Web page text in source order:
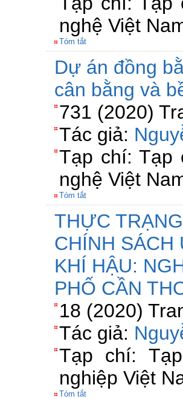
nghệ Việt
Tóm tắt
Dự án đồng
cân bằng và
731 (2020)
Tác giả:
Tạp chí: Tạp
nghệ Việt
Tóm tắt
THỰC
CHÍNH
KHÍ HẬU:
PHỐ CẦN
18 (2020)
Tác giả:
Tạp chí:
nghiệp Việt
Tóm tắt